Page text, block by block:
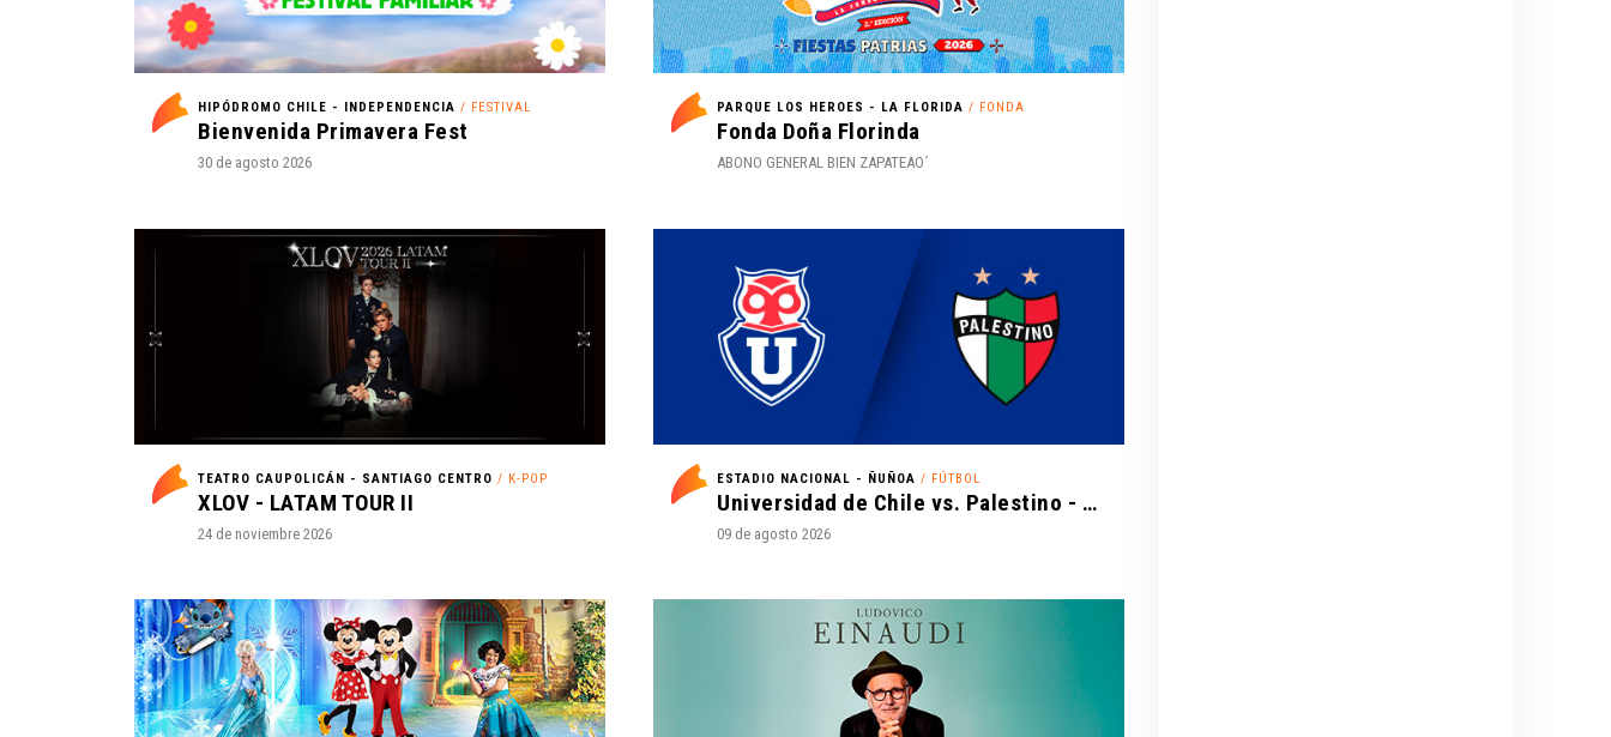
HIPÓDROMO CHILE - INDEPENDENCIA / FESTIVAL
Bienvenida Primavera Fest
30 de agosto 2026
PARQUE LOS HEROES - LA FLORIDA / FONDA
Fonda Doña Florinda
ABONO GENERAL BIEN ZAPATEAO´
TEATRO CAUPOLICÁN - SANTIAGO CENTRO / K-POP
XLOV - LATAM TOUR II
24 de noviembre 2026
ESTADIO NACIONAL - ÑUÑOA / FÚTBOL
Universidad de Chile vs. Palestino - Liga de Primera Mercado Libre - Fecha 18
09 de agosto 2026